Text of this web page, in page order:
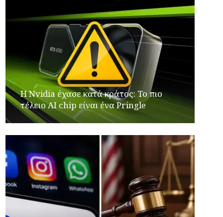
Η Nvidia έχασε κατά κράτος: Το πιο
τέλειο AI chip είναι ένα Pringle